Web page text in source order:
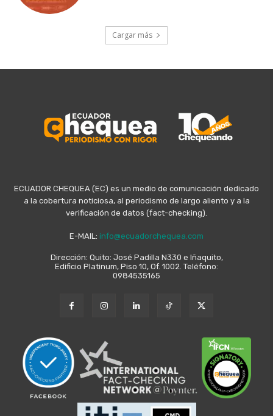
Cargar más
ECUADOR CHEQUEA (EC) es un medio de comunicación dedicado
a la cobertura noticiosa, al periodismo de largo aliento y a la
verificación de datos (fact-checking).
E-MAIL: info@ecuadorchequea.com
Dirección: Quito: José Padilla N330 e Iñaquito,
Edificio Platinum, Piso 10, Of. 1002. Teléfono:
0984535165